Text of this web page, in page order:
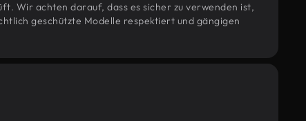
Wir achten darauf, dass es sicher zu verwenden ist,
geschützte Modelle respektiert und gängigen